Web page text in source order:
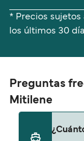
* Precios
los últimos 30
Preguntas
Mitilene